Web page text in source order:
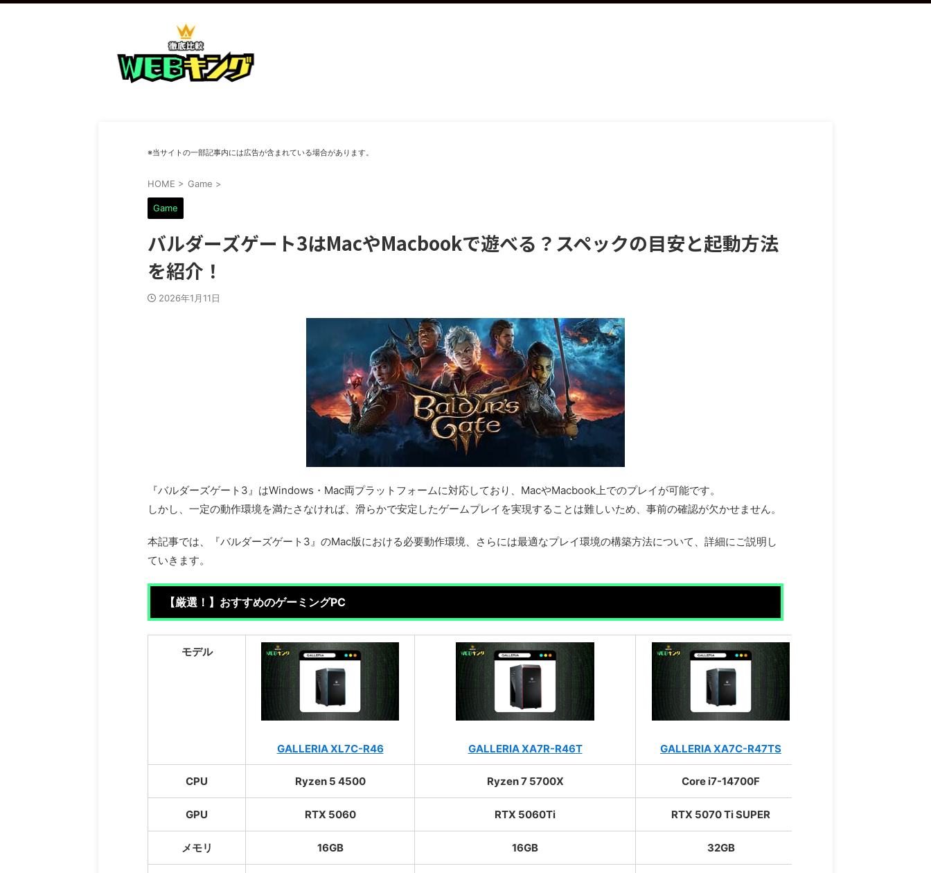
※当サイトの一部記事内には広告が含まれている場合があります。
HOME > Game >
Game
バルダーズゲート3はMacやMacbookで遊べる？スペックの目安と起動方法
を紹介！
2026年1月11日
『バルダーズゲート3』はWindows・Mac両プラットフォームに対応しており、MacやMacbook上でのプレイが可能です。
しかし、一定の動作環境を満たさなければ、滑らかで安定したゲームプレイを実現することは難しいため、事前の確認が欠かせません。
本記事では、『バルダーズゲート3』のMac版における必要動作環境、さらには最適なプレイ環境の構築方法について、詳細にご説明し
ていきます。
【厳選！】おすすめのゲーミングPC
モデル
GALLERIA XL7C-R46 GALLERIA XA7R-R46T GALLERIA XA7C-R47TS
CPU Ryzen 5 4500 Ryzen 7 5700X Core i7-14700F
GPU RTX 5060 RTX 5060Ti RTX 5070 Ti SUPER
メモリ 16GB 16GB 32GB